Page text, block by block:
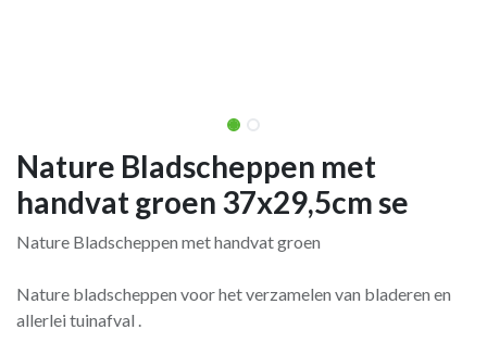
Nature Bladscheppen met
handvat groen 37x29,5cm se
Nature Bladscheppen met handvat groen
Nature bladscheppen voor het verzamelen van bladeren en
allerlei tuinafval .